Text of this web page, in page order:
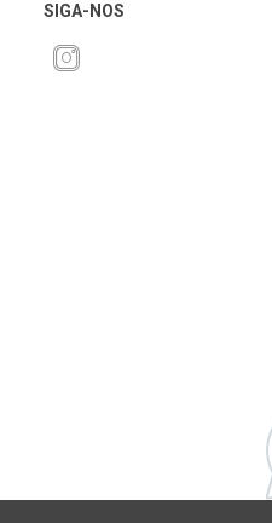
SIGA-NOS